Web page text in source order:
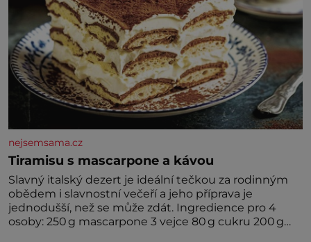
nejsemsama.cz
Tiramisu s mascarpone a kávou
Slavný italský dezert je ideální tečkou za rodinným
obědem i slavnostní večeří a jeho příprava je
jednodušší, než se může zdát. Ingredience pro 4
osoby: 250 g mascarpone 3 vejce 80 g cukru 200 g